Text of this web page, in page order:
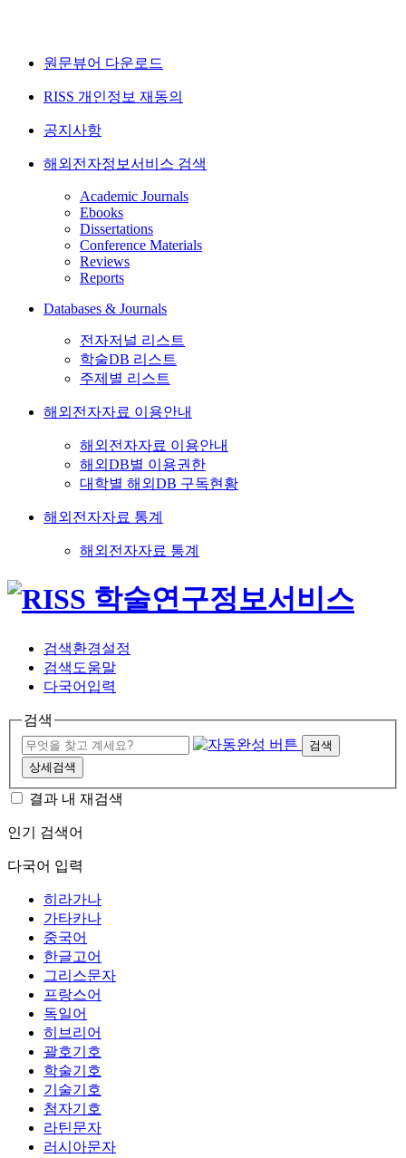
원문뷰어 다운로드
RISS 개인정보 재동의
공지사항
해외전자정보서비스 검색
Academic Journals
Ebooks
Dissertations
Conference Materials
Reviews
Reports
Databases & Journals
전자저널 리스트
학술DB 리스트
주제별 리스트
해외전자자료 이용안내
해외전자자료 이용안내
해외DB별 이용권한
대학별 해외DB 구독현황
해외전자자료 통계
해외전자자료 통계
검색환경설정
검색도움말
다국어입력
검색
검색
상세검색
결과 내 재검색
인기 검색어
다국어 입력
히라가나
가타카나
중국어
한글고어
그리스문자
프랑스어
독일어
히브리어
괄호기호
학술기호
기술기호
첨자기호
라틴문자
러시아문자